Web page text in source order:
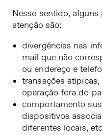
Nesse sentido,
atenção são:
divergências nas
mail que não
ou endereço e
transações
operação fora do
comportamento
dispositivos
diferentes locais,